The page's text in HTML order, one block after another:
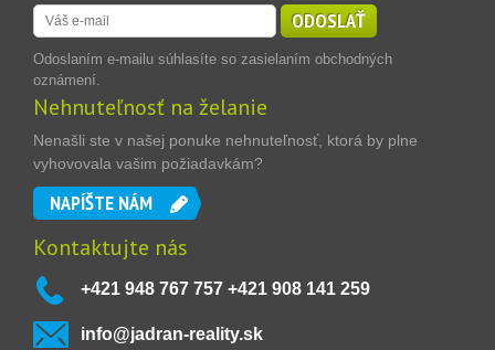
ODOSLAŤ
Odoslaním e-mailu súhlasíte so zasielaním obchodných
oznámení.
Nehnuteľnosť na želanie
Nenašli ste v našej ponuke nehnuteľnosť, ktorá by plne
vyhovovala vašim požiadavkám?
NAPÍŠTE NÁM
Kontaktujte nás
+421 948 767 757 +421 908 141 259
info@jadran-reality.sk